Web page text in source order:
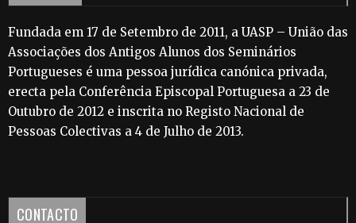
Fundada em 17 de Setembro de 2011, a UASP – União das
Associações dos Antigos Alunos dos Seminários
Portugueses é uma pessoa jurídica canónica privada,
erecta pela Conferência Episcopal Portuguesa a 23 de
Outubro de 2012 e inscrita no Registo Nacional de
Pessoas Colectivas a 4 de Julho de 2013.
CONTACTO